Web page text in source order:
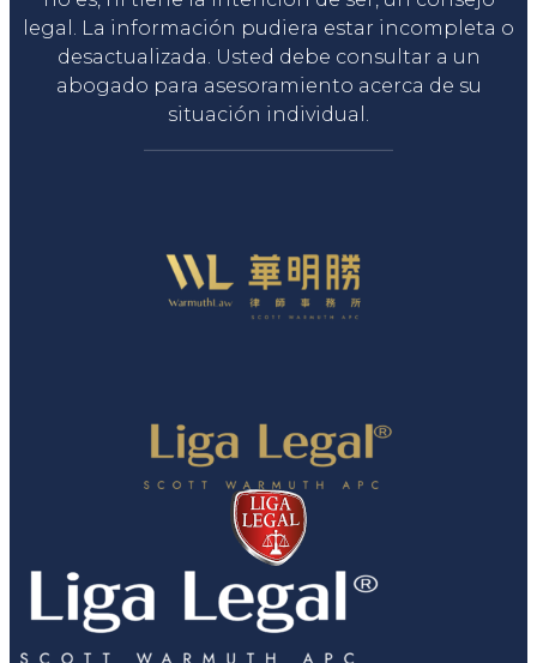
legal. La información pudiera estar incompleta o
desactualizada. Usted debe consultar a un
abogado para asesoramiento acerca de su
situación individual.